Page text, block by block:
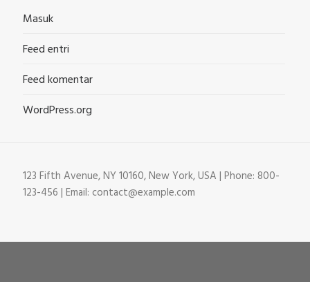
Masuk
Feed entri
Feed komentar
WordPress.org
123 Fifth Avenue, NY 10160, New York, USA | Phone: 800-
123-456 | Email: contact@example.com